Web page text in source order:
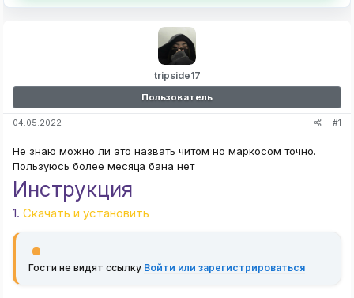
tripside17
Пользователь
04.05.2022 #1
Не знаю можно ли это назвать читом но маркосом точно.
Пользуюсь более месяца бана нет
Инструкция
1. Скачать и установить
Гости не видят ссылку Войти или зарегистрироваться